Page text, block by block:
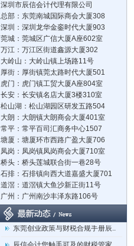
深圳市辰信会计代理有限公司
总部：东莞南城国际商会大厦308
深圳：深圳龙华金銮时代大厦903
莞城：莞城区广信大厦A座602室
万江：万江区街道鑫源大厦302
大岭山：大岭山镇上场路11号
厚街：厚街镇莞太路时代大厦501
虎门：虎门镇工贸大厦A座804室
长安：长安镇名店大厦3楼310室
松山湖：松山湖园区研发五路504
大朗：大朗镇大朗商会大厦401室
常平：常平百司汇商务中心1507
塘厦：塘厦环市西路广盈大厦706
凤岗：凤岗镇凤岗商会大厦710室
桥头：桥头莲城联合街一巷28号
石排：石排镇向西大道嘉盛大厦701
道滘：道滘镇大鱼沙新正街11号
广州：广州南沙丰泽东路106号
立足莞深，辐射湾区：东莞市辰..
东莞创业政策与财税合规手册辰..